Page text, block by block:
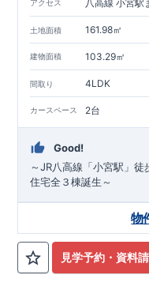
アクセス 八高線 小宮駅
土地面積 161.98㎡
建物面積 103.29㎡
間取り 4LDK
カースペース 2台
Good!
～JR八高線「小宮駅」
住宅全３棟誕生～
見学予約・資料
物